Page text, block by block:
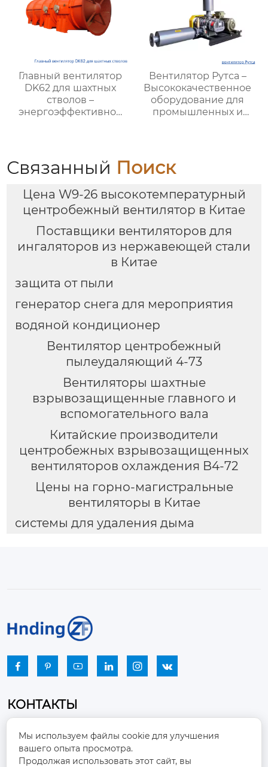
Главный вентилятор
DK62 для шахтных
стволов –
энергоэффективное
Вентилятор Рутса –
Высококачественное
оборудование для
промышленных и
Связанный Поиск
Цена W9-26 высокотемпературный
центробежный вентилятор в Китае
Поставщики вентиляторов для
ингаляторов из нержавеющей стали
в Китае
защита от пыли
генератор снега для мероприятия
водяной кондиционер
Вентилятор центробежный
пылеудаляющий 4-73
Вентиляторы шахтные
взрывозащищенные главного и
вспомогательного вала
Китайские производители
центробежных взрывозащищенных
вентиляторов охлаждения B4-72
Цены на горно-магистральные
вентиляторы в Китае
системы для удаления дыма
     
КОНТАКТЫ

Промышленный парк, город Наньцзяо,
район Чжоуцунь, город Цзыбо, провинция
Шаньдун
Мы используем файлы cookie для улучшения
вашего опыта просмотра.
Продолжая использовать этот сайт, вы